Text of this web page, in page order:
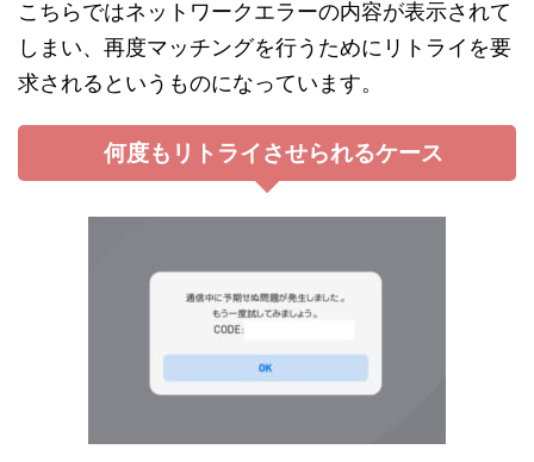
こちらではネットワークエラーの内容が表示されて
しまい、再度マッチングを行うためにリトライを要
求されるというものになっています。
何度もリトライさせられるケース